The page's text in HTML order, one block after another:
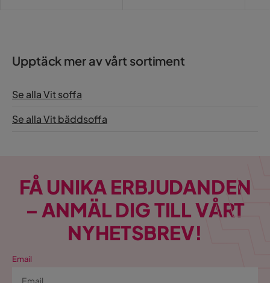
Serie Olier
Namn klädsel
Upptäck mer av vårt sortiment
Se alla Vit soffa
Se alla Vit bäddsoffa
FÅ UNIKA ERBJUDANDEN
– ANMÄL DIG TILL VÅRT
NYHETSBREV!
Email